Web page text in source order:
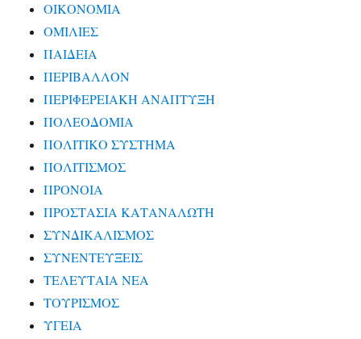
ΟΙΚΟΝΟΜΙΑ
ΟΜΙΛΙΕΣ
ΠΑΙΔΕΙΑ
ΠΕΡΙΒΑΛΛΟΝ
ΠΕΡΙΦΕΡΕΙΑΚΗ ΑΝΑΠΤΥΞΗ
ΠΟΛΕΟΔΟΜΙΑ
ΠΟΛΙΤΙΚΟ ΣΥΣΤΗΜΑ
ΠΟΛΙΤΙΣΜΟΣ
ΠΡΟΝΟΙΑ
ΠΡΟΣΤΑΣΙΑ ΚΑΤΑΝΑΛΩΤΗ
ΣΥΝΔΙΚΑΛΙΣΜΟΣ
ΣΥΝΕΝΤΕΥΞΕΙΣ
ΤΕΛΕΥΤΑΙΑ ΝΕΑ
ΤΟΥΡΙΣΜΟΣ
ΥΓΕΙΑ